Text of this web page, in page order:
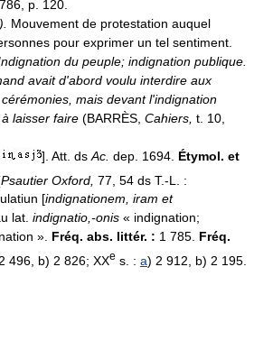
p. 120.
Mouvement de protestation auquel
pour exprimer un tel sentiment.
du peuple; indignation publique.
avait d'abord voulu interdire aux
mais devant l'indignation
laisser faire (BARRÈS, Cahiers, t. 10,
]. Att. ds Ac. dep. 1694. Étymol. et
Psautier Oxford, 77, 54 ds T.-L. :
[indignationem, iram et
lat. indignatio,-onis « indignation;
». Fréq. abs. littér. : 1 785. Fréq.
496, b) 2 826; XXe s. : a) 2 912, b) 2 195.